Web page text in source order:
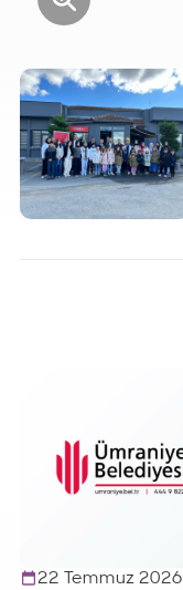
22 Temmuz 2026